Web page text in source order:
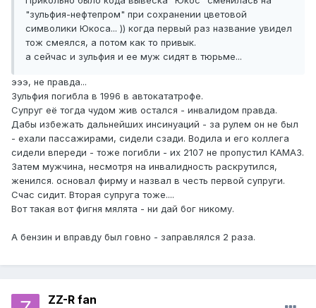
"зульфия-нефтепром" при сохранении цветовой
символики Юкоса... )) когда первый раз название увидел
тож смеялся, а потом как то привык.
а сейчас и зульфия и ее муж сидят в тюрьме...
эээ, не правда...
Зульфия погибла в 1996 в автокататрофе.
Супруг её тогда чудом жив остался - инвалидом правда.
Дабы избежать дальнейших инсинуаций - за рулем он не был
- ехали пассажирами, сидели сзади. Водила и его коллега
сидели впереди - тоже погибли - их 2107 не пропустил КАМАЗ.
Затем мужчина, несмотря на инвалидность раскрутился,
женился. основал фирму и назвал в честь первой супруги.
Счас сидит. Вторая супруга тоже....
Вот такая вот фигня мялята - ни дай бог никому.
А бензин и вправду был говно - заправлялся 2 раза.
ZZ-R fan